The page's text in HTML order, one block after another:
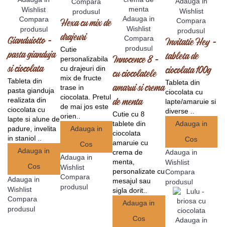
Wishlist
Compara
produsul
Gianduiotto -
pasta gianduja
si ciocolata
Tableta din
pasta gianduja
realizata din
ciocolata cu
lapte si alune de
padure, invelita
in staniol ..
Adauga in
Cos
Adauga in
Wishlist
Compara
produsul
produsul
Hexa cu mix de
drajeuri
Cutie
personalizabila
cu drajeuri din
mix de fructe
trase in
ciocolata. Pretul
de mai jos este
orien..
Adauga in
Cos
Adauga in
Wishlist
Compara
produsul
Adauga in
Wishlist
Compara
produsul
Innocence 8 -
cu ciocolatele
amarui si crema
de menta
Cutie cu 8
tablete din
ciocolata
amaruie cu
crema de
menta,
personalizate cu
mesajul sau
sigla dorit..
Adauga in
Cos
Wishlist
Compara
produsul
Invitatie Hey -
tableta de
ciocolata 100g
Tableta din
ciocolata cu
lapte/amaruie si
diverse ..
Adauga in
Cos
Adauga in
Wishlist
Compara
produsul
Adauga in